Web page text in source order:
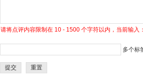
请将点评内容限制在 10 - 1500 个字符以内，当前输入：
多个标
提交 重置